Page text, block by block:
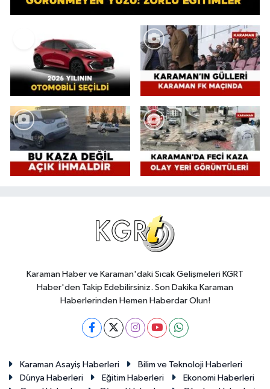
Karaman Haber ve Karaman'daki Sıcak Gelişmeleri KGRT
Haber'den Takip Edebilirsiniz. Son Dakika Karaman
Haberlerinden Hemen Haberdar Olun!
Karaman Asayiş Haberleri
Bilim ve Teknoloji Haberleri
Dünya Haberleri
Eğitim Haberleri
Ekonomi Haberleri